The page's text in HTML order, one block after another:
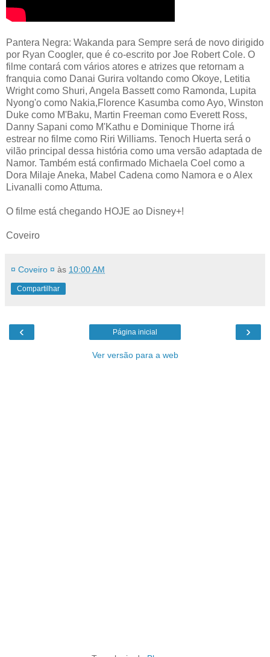
Pantera Negra: Wakanda para Sempre será de novo dirigido
por Ryan Coogler, que é co-escrito por Joe Robert Cole. O
filme contará com vários atores e atrizes que retornam a
franquia como Danai Gurira voltando como Okoye, Letitia
Wright como Shuri, Angela Bassett como Ramonda, Lupita
Nyong'o como Nakia,Florence Kasumba como Ayo, Winston
Duke como M'Baku, Martin Freeman como Everett Ross,
Danny Sapani como M'Kathu e Dominique Thorne irá
estrear no filme como Riri Williams. Tenoch Huerta será o
vilão principal dessa história como uma versão adaptada de
Namor. Também está confirmado Michaela Coel como a
Dora Milaje Aneka, Mabel Cadena como Namora e o Alex
Livanalli como Attuma.
O filme está chegando HOJE ao Disney+!
Coveiro
¤ Coveiro ¤ às 10:00 AM
Compartilhar
‹ ›
Página inicial
Ver versão para a web